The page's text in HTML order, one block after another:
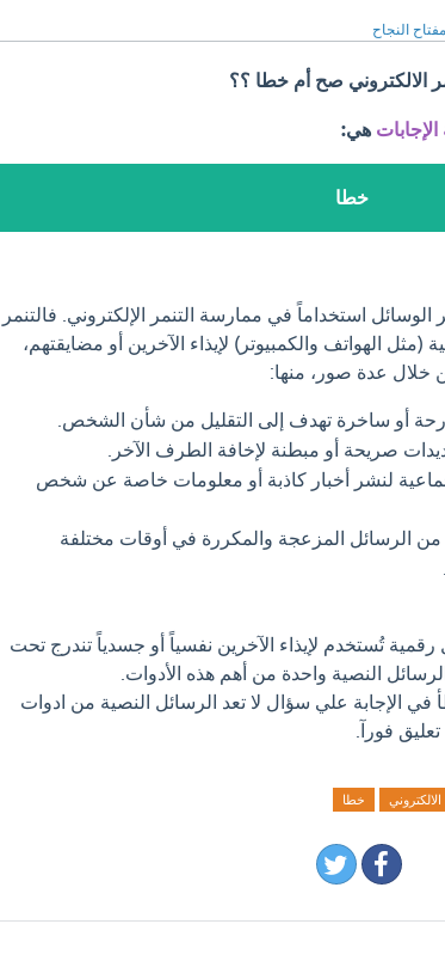
مفتاح النجاح
الالكتروني صح أم خطا ؟؟
الإجابات هي:
خطا
الوسائل استخداماً في ممارسة التنمر الإلكتروني. فالتنمر
(مثل الهواتف والكمبيوتر) لإيذاء الآخرين أو مضايقتهم،
خلال عدة صور، منها:
أو ساخرة تهدف إلى التقليل من شأن الشخص.
صريحة أو مبطنة لإخافة الطرف الآخر.
لنشر أخبار كاذبة أو معلومات خاصة عن شخص
الرسائل المزعجة والمكررة في أوقات مختلفة
تُستخدم لإيذاء الآخرين نفسياً أو جسدياً تندرج تحت
النصية واحدة من أهم هذه الأدوات.
في الإجابة علي سؤال لا تعد الرسائل النصية من ادوات
فورآ.
الالكتروني خطا